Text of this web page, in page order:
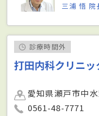
三浦 悟 院
診療時間外
打田内科クリニッ
愛知県瀬戸市中
0561-48-7771